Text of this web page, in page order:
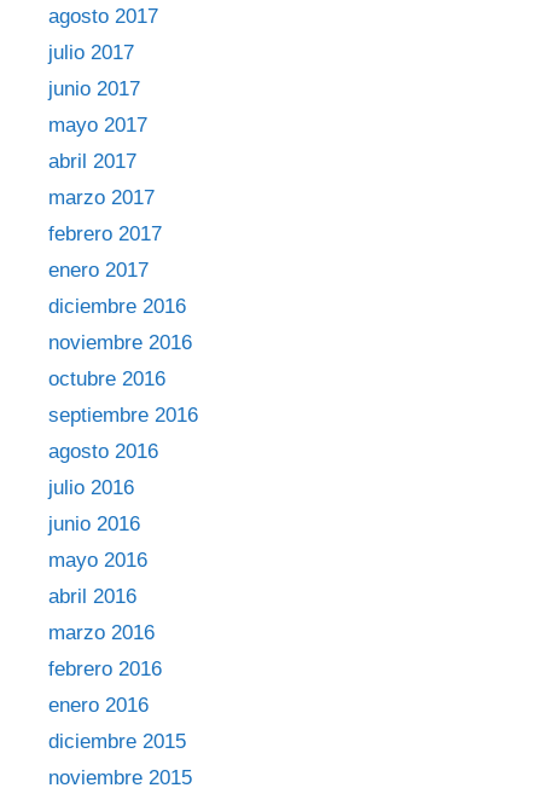
agosto 2017
julio 2017
junio 2017
mayo 2017
abril 2017
marzo 2017
febrero 2017
enero 2017
diciembre 2016
noviembre 2016
octubre 2016
septiembre 2016
agosto 2016
julio 2016
junio 2016
mayo 2016
abril 2016
marzo 2016
febrero 2016
enero 2016
diciembre 2015
noviembre 2015